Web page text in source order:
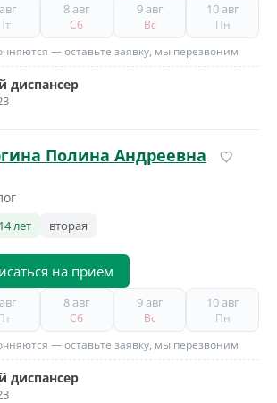
8 авг
Сб
9 авг
Вс
10 авг
Пн
— оставьте заявку, мы перезвоним
диспансер
Полина Андреевна
лет вторая
на приём
8 авг
Сб
9 авг
Вс
10 авг
Пн
— оставьте заявку, мы перезвоним
диспансер